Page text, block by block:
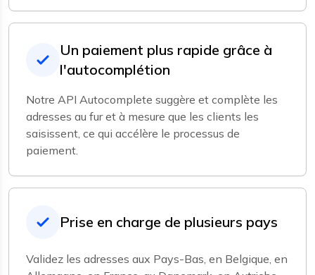
Un paiement plus rapide grâce à
l'autocomplétion
Notre API Autocomplete suggère et complète les
adresses au fur et à mesure que les clients les
saisissent, ce qui accélère le processus de
paiement.
Prise en charge de plusieurs pays
Validez les adresses aux Pays-Bas, en Belgique, en